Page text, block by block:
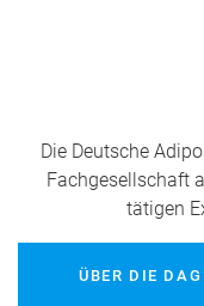
Die Deutsche
Fachgesellschaft
tätigen
ÜBER DIE DAG